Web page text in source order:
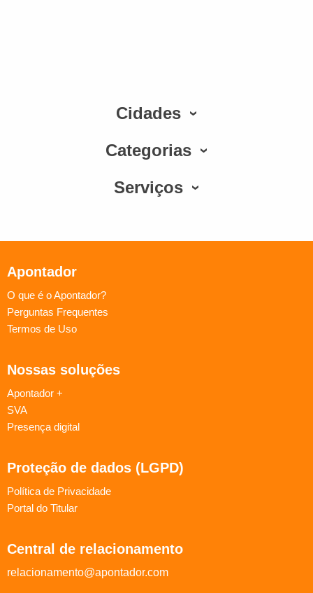
Cidades
Categorias
Serviços
Apontador
O que é o Apontador?
Perguntas Frequentes
Termos de Uso
Nossas soluções
Apontador +
SVA
Presença digital
Proteção de dados (LGPD)
Política de Privacidade
Portal do Titular
Central de relacionamento
relacionamento@apontador.com